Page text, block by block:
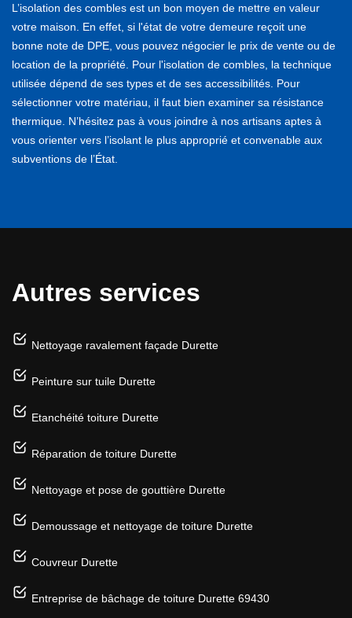
L’isolation des combles est un bon moyen de mettre en valeur
votre maison. En effet, si l'état de votre demeure reçoit une
bonne note de DPE, vous pouvez négocier le prix de vente ou de
location de la propriété. Pour l'isolation de combles, la technique
utilisée dépend de ses types et de ses accessibilités. Pour
sélectionner votre matériau, il faut bien examiner sa résistance
thermique. N’hésitez pas à vous joindre à nos artisans aptes à
vous orienter vers l’isolant le plus approprié et convenable aux
subventions de l’État.
Autres services
Nettoyage ravalement façade Durette
Peinture sur tuile Durette
Etanchéité toiture Durette
Réparation de toiture Durette
Nettoyage et pose de gouttière Durette
Demoussage et nettoyage de toiture Durette
Couvreur Durette
Entreprise de bâchage de toiture Durette 69430